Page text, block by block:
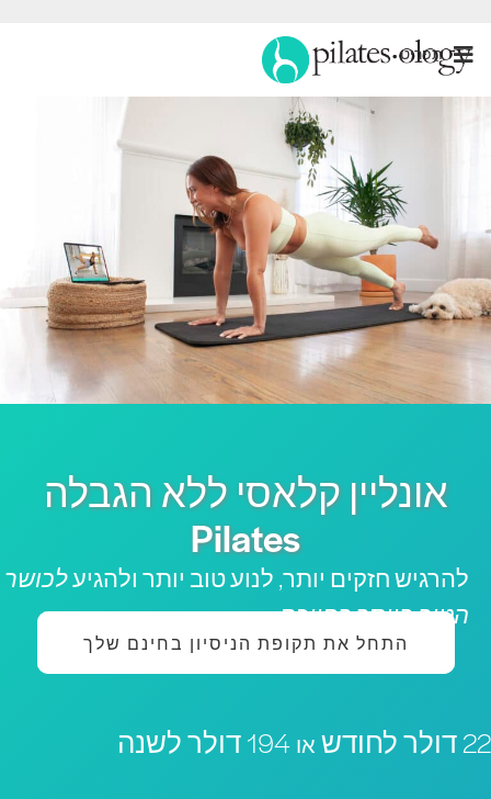
תַפרִיט
אונליין קלאסי ללא הגבלה
Pilates
להרגיש חזקים יותר, לנוע טוב יותר ולהגיעלכושר
הטוב ביותר בחייכם
התחל את תקופת הניסיון בחינם שלך
לחודש או194 דולר לשנה